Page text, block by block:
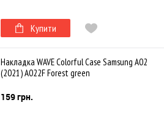
Купити
Накладка WAVE Colorful Case Samsung A02
(2021) A022F Forest green
159 грн.